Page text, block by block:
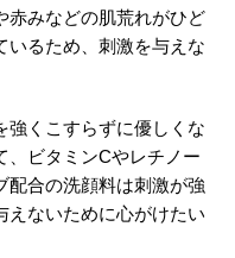
赤みなどの肌荒れがひど
いるため、刺激を与えな
強くこすらずに優しくな
、ビタミンCやレチノー
配合の洗顔料は刺激が強
えないために心がけたい